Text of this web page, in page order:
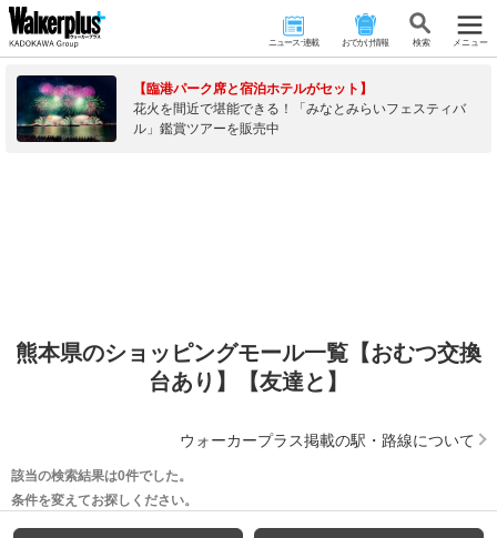
ニュース･連載 おでかけ情報 検 索 メニュー
【臨港パーク席と宿泊ホテルがセット】
花火を間近で堪能できる！「みなとみらいフェスティバ
ル」鑑賞ツアーを販売中
熊本県のショッピングモール一覧【おむつ交換
台あり】【友達と】
ウォーカープラス掲載の駅・路線について
該当の検索結果は0件でした。
条件を変えてお探しください。